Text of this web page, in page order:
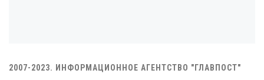
2007-2023. ИНФОРМАЦИОННОЕ АГЕНТСТВО "ГЛАВПОСТ"